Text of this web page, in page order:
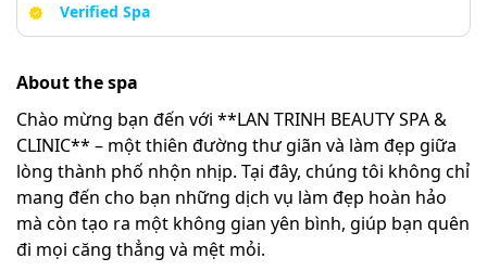
Verified Spa
About the spa
Chào mừng bạn đến với **LAN TRINH BEAUTY SPA &
CLINIC** – một thiên đường thư giãn và làm đẹp giữa
lòng thành phố nhộn nhịp. Tại đây, chúng tôi không chỉ
mang đến cho bạn những dịch vụ làm đẹp hoàn hảo
mà còn tạo ra một không gian yên bình, giúp bạn quên
đi mọi căng thẳng và mệt mỏi.